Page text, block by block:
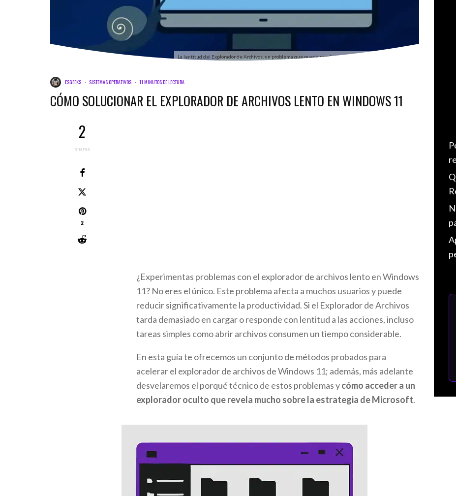
La lentitud del Explorador de Archivos, un problema que puede paralizar tu flujo de trabajo en Windows 11
ESGEEKS · SISTEMAS OPERATIVOS · 11 MINUTOS DE LECTURA
CÓMO SOLUCIONAR EL EXPLORADOR DE ARCHIVOS LENTO EN WINDOWS 11
2
shares
2
¿Experimentas problemas con el explorador de archivos lento en Windows
11? No eres el único. Este problema afecta a muchos usuarios y puede
reducir significativamente la productividad. Si el Explorador de Archivos
tarda demasiado en cargar o responde con lentitud a las acciones, incluso
tareas simples como abrir archivos consumen un tiempo considerable.
En esta guía te ofrecemos un conjunto de métodos probados para
acelerar el explorador de archivos de Windows 11; además, más adelante
desvelaremos el porqué técnico de estos problemas ycómo acceder a un
explorador oculto que revela mucho sobre la estrategia de Microsoft.